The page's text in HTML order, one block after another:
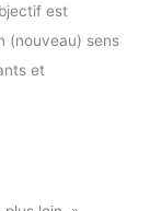
est
(nouveau) sens
et